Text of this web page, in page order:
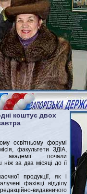
коштує двох
освітньому форумі
факультети ЗДІА,
академії почали
ніж за два місяці до її
продукції, як і
фахівці відділу
видавничого